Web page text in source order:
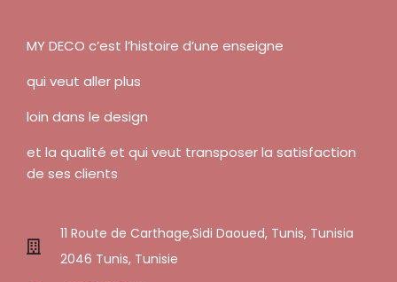
MY DECO c’est l’histoire d’une enseigne
qui veut aller plus
loin dans le design
et la qualité et qui veut transposer la satisfaction
de ses clients
11 Route de Carthage,Sidi Daoued, Tunis, Tunisia
2046 Tunis, Tunisie